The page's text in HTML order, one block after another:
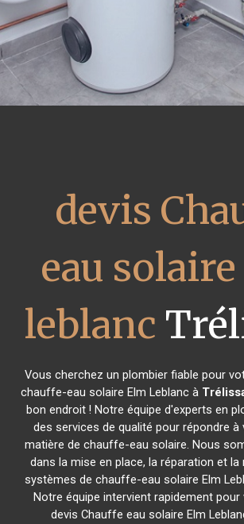
devis
eau
leblanc
Vous cherchez un plombier fiable pour
chauffe-eau solaire Elm Leblanc à
bon endroit ! Notre équipe d'experts en
des services de qualité pour répondre à
matière de chauffe-eau solaire. Nous
dans la mise en place, la réparation et la
systèmes de chauffe-eau solaire Elm
Notre équipe intervient rapidement
devis Chauffe eau solaire Elm